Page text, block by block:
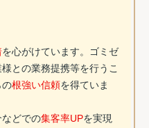
を心がけています。ゴミゼ
との業務提携等を行うこ
の根強い信頼を得ていま
どでの集客率UPを実現